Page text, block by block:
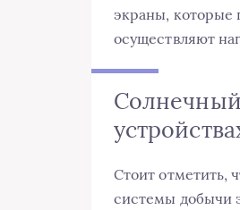
экраны, которые
осуществляют
Стоит отметить,
системы добычи